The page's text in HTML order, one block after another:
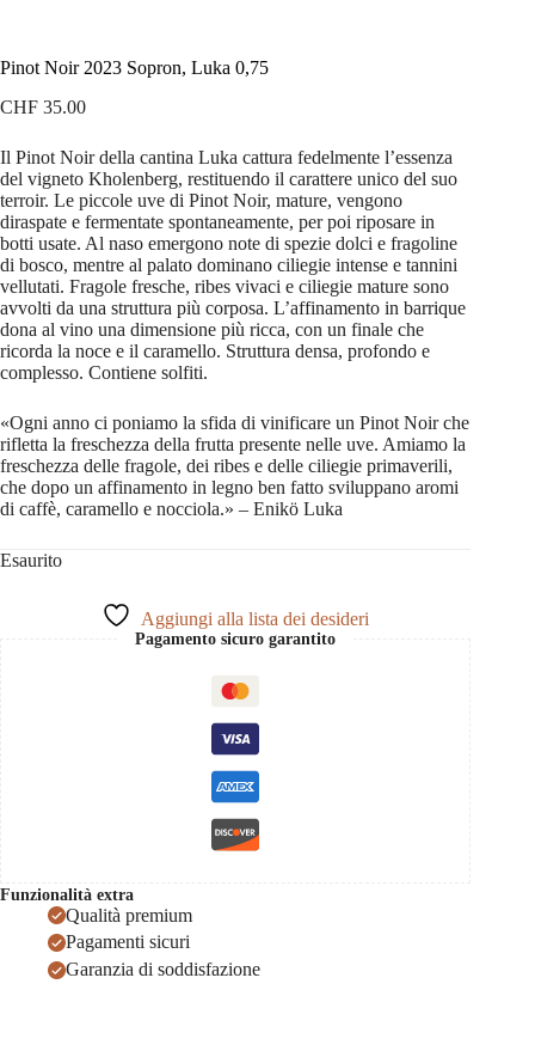
Pinot Noir 2023 Sopron, Luka 0,75
CHF 35.00
Il Pinot Noir della cantina Luka cattura fedelmente l’essenza
del vigneto Kholenberg, restituendo il carattere unico del suo
terroir. Le piccole uve di Pinot Noir, mature, vengono
diraspate e fermentate spontaneamente, per poi riposare in
botti usate. Al naso emergono note di spezie dolci e fragoline
di bosco, mentre al palato dominano ciliegie intense e tannini
vellutati. Fragole fresche, ribes vivaci e ciliegie mature sono
avvolti da una struttura più corposa. L’affinamento in barrique
dona al vino una dimensione più ricca, con un finale che
ricorda la noce e il caramello. Struttura densa, profondo e
complesso. Contiene solfiti.
«Ogni anno ci poniamo la sfida di vinificare un Pinot Noir che
rifletta la freschezza della frutta presente nelle uve. Amiamo la
freschezza delle fragole, dei ribes e delle ciliegie primaverili,
che dopo un affinamento in legno ben fatto sviluppano aromi
di caffè, caramello e nocciola.» – Enikö Luka
Esaurito
Aggiungi alla lista dei desideri
Pagamento sicuro garantito
Funzionalità extra
Qualità premium
Pagamenti sicuri
Garanzia di soddisfazione